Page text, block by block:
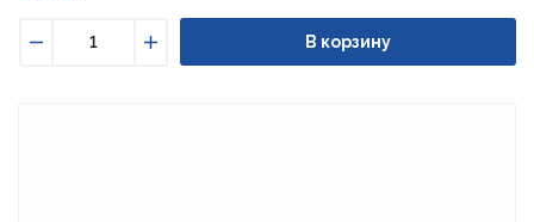
Увеличить
В корзину